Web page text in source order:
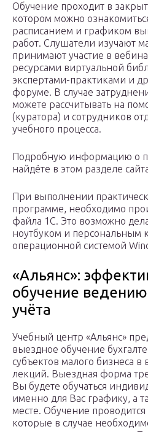
Обучение проходит в
котором можно
расписанием и графиком
работ. Слушатели изучают
принимают участие в
ресурсами виртуальной
экспертами-практиками и
форуме. В случае
можете рассчитывать на
(куратора) и сотрудников
учебного процесса.
Подробную информацию о
найдёте в этом разделе
При выполнении
программе, необходимо
файла 1С. Это возможно
ноутбуком и персональным
операционной системой
«Альянс»:
обучение ведению
учёта
Учебный центр «Альянс»
выездное обучение
субъектов малого бизнеса
лекций. Выездная форма
Вы будете обучаться
именно для Вас графику, а
месте. Обучение
которые в случае